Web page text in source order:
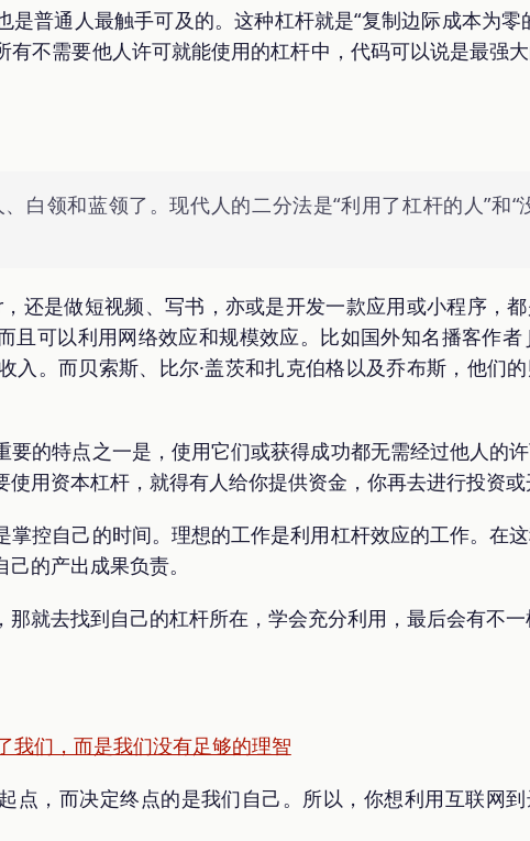
是普通人最触手可及的。这种杠杆就是“复制边际成本为零
有不需要他人许可就能使用的杠杆中，代码可以说是最
白领和蓝领了。现代人的二分法是“利用了杠杆的人”和“
还是做短视频、写书，亦或是开发一款应用或小程序，
且可以利用网络效应和规模效应。比如国外知名播客作者
入。而贝索斯、比尔·盖茨和扎克伯格以及乔布斯，他们
要的特点之一是，使用它们或获得成功都无需经过他人的
用资本杠杆，就得有人给你提供资金，你再去进行投资或
掌控自己的时间。理想的工作是利用杠杆效应的工作。在
的产出成果负责。
就去找到自己的杠杆所在，学会充分利用，最后会有不一
我们，而是我们没有足够的理智
点，而决定终点的是我们自己。所以，你想利用互联网